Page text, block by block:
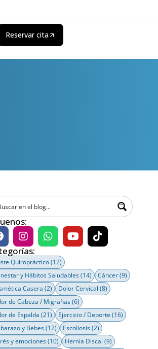
Reservar cita
Quiropráctico(12)
y Hábitos Saludables(14) Cáncer(9)
Casera (2) Dolor Cervical (8)
de Cabeza / Migrañas(6)
de Espalda (21) Ejercicio / Deporte (16)
y Bebes(12) Escoliosis(2)
y emociones(10) Hernia Discal (9)